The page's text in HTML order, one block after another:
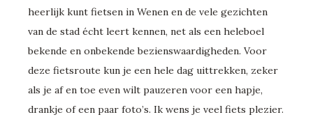
heerlijk kunt fietsen in Wenen en de vele gezichten
van de stad écht leert kennen, net als een heleboel
bekende en onbekende bezienswaardigheden. Voor
deze fietsroute kun je een hele dag uittrekken, zeker
als je af en toe even wilt pauzeren voor een hapje,
drankje of een paar foto’s. Ik wens je veel fiets plezier.